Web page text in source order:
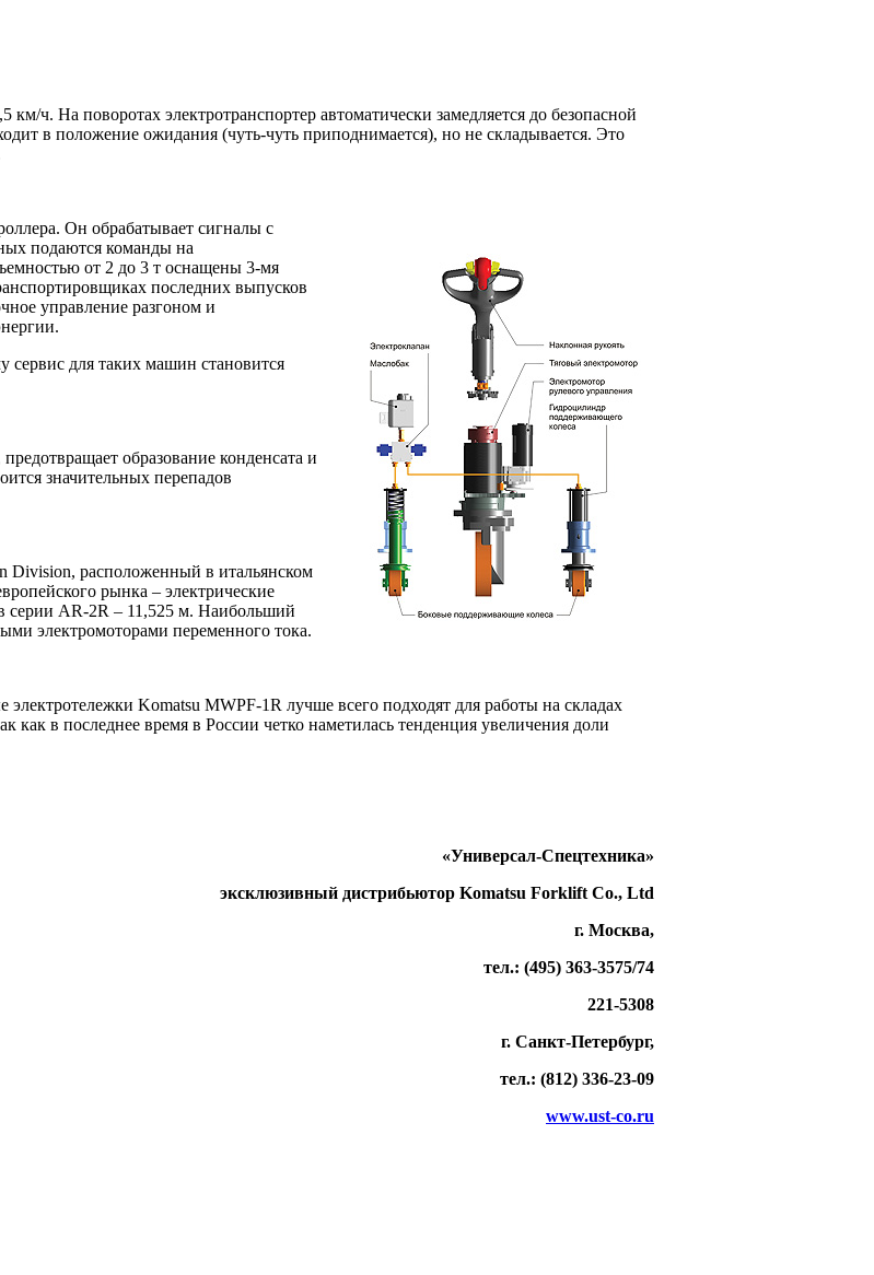
ч. На поворотах электротранспортер автоматически замедляется до безопасной
в положение ожидания (чуть-чуть приподнимается), но не складывается. Это
Он обрабатывает сигналы с
подаются команды на
от 2 до 3 т оснащены 3-мя
последних выпусков
управление разгоном и
сервис для таких машин становится
образование конденсата и
значительных перепадов
Division, расположенный в итальянском
рынка – электрические
серии AR-2R – 11,525 м. Наибольший
электромоторами переменного тока.
Komatsu MWPF-1R лучше всего подходят для работы на складах
в последнее время в России четко наметилась тенденция увеличения доли
«Универсал-Спецтехника»
эксклюзивный дистрибьютор Komatsu Forklift Co., Ltd
г. Москва,
тел.: (495) 363-3575/74
221-5308
г. Санкт-Петербург,
тел.: (812) 336-23-09
www.ust-co.ru